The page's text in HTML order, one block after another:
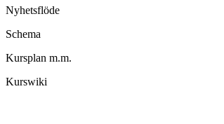
Nyhetsflöde
Schema
Kursplan m.m.
Kurswiki